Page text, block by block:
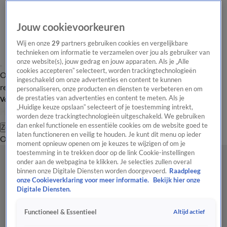
Overzicht Laatste nieuws Regionieuws Het beste van Hart
Tip de
redactie
Volg Hart van Nederland
Zoeken
OverzichtRegioUitzendingenWeerTip de redactiePanelVideo's
Jouw cookievoorkeuren
Wij en onze29 partners gebruiken cookies en vergelijkbare
technieken om informatie te verzamelen over jou als gebruiker van
onze website(s), jouw gedrag en jouw apparaten. Als je „Alle
cookies accepteren” selecteert, worden trackingtechnologieën
ingeschakeld om onze advertenties en content te kunnen
personaliseren, onze producten en diensten te verbeteren en om
de prestaties van advertenties en content te meten. Als je
„Huidige keuze opslaan” selecteert of je toestemming intrekt,
worden deze trackingtechnologieën uitgeschakeld. We gebruiken
dan enkel functionele en essentiële cookies om de website goed te
laten functioneren en veilig te houden. Je kunt dit menu op ieder
moment opnieuw openen om je keuzes te wijzigen of om je
toestemming in te trekken door op de link Cookie-instellingen
onder aan de webpagina te klikken. Je selecties zullen overal
binnen onze Digitale Diensten worden doorgevoerd. Raadpleeg
onze Cookieverklaring voor meer informatie.
Bekijk hier onze
Digitale Diensten.
Functioneel & Essentieel Altijd actief